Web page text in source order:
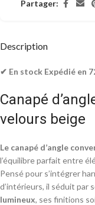
Partager:
Description
✔ En stock Expédié en
Canapé
velours beige
Le canapé d’angle
l’équilibre parfait entre
Pensé pour s’intégrer
d’intérieurs, il séduit par
lumineux, ses finitions